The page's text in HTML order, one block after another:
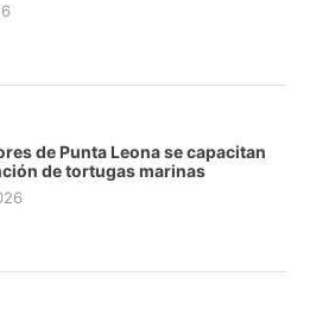
de Punta Leona se capacitan
de tortugas marinas